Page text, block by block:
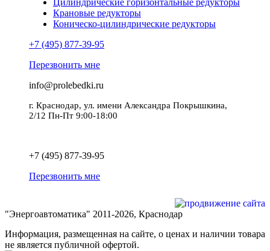
Цилиндрические горизонтальные редукторы
Крановые редукторы
Коническо-цилиндрические редукторы
+7 (495) 877-39-95
Перезвонить мне
info@prolebedki.ru
г. Краснодар, ул. имени Александра Покрышкина,
2/12 Пн-Пт 9:00-18:00
+7 (495) 877-39-95
Перезвонить мне
"Энергоавтоматика" 2011-2026, Краснодар
Информация, размещенная на сайте, о ценах и наличии товара
не является публичной офертой.